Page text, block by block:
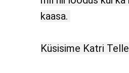
kaasa.
Küsisime Katri